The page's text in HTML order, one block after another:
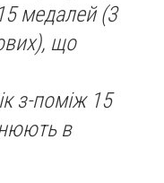
медалей (3
що
з-поміж 15
в